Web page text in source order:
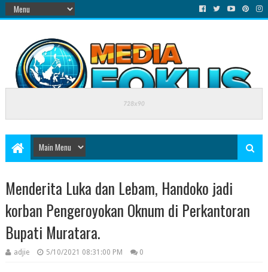
Menderita Luka dan Lebam, Handoko jadi
korban Pengeroyokan Oknum di Perkantoran
Bupati Muratara.
adjie 5/10/2021 08:31:00 PM 0